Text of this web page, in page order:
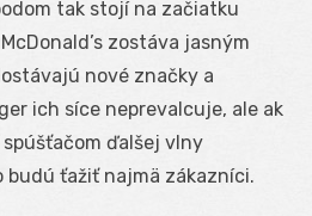
tak stojí na začiatku
zostáva jasným
nové značky a
ich síce neprevalcuje, ale ak
ďalšej vlny
budú ťažiť najmä zákazníci.